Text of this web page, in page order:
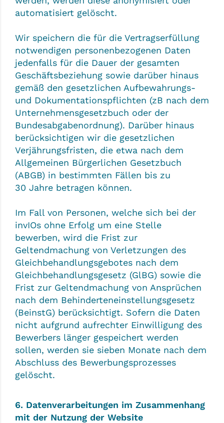
automatisiert gelöscht.
Wir speichern die für die Vertragserfüllung
notwendigen personenbezogenen Daten
jedenfalls für die Dauer der gesamten
Geschäftsbeziehung sowie darüber hinaus
gemäß den gesetzlichen Aufbewahrungs-
und Dokumentationspflichten (zB nach dem
Unternehmensgesetzbuch oder der
Bundesabgabenordnung). Darüber hinaus
berücksichtigen wir die gesetzlichen
Verjährungsfristen, die etwa nach dem
Allgemeinen Bürgerlichen Gesetzbuch
(ABGB) in bestimmten Fällen bis zu
30 Jahre betragen können.
Im Fall von Personen, welche sich bei der
invIOs ohne Erfolg um eine Stelle
bewerben, wird die Frist zur
Geltendmachung von Verletzungen des
Gleichbehandlungsgebotes nach dem
Gleichbehandlungsgesetz (GlBG) sowie die
Frist zur Geltendmachung von Ansprüchen
nach dem Behinderteneinstellungsgesetz
(BeinstG) berücksichtigt. Sofern die Daten
nicht aufgrund aufrechter Einwilligung des
Bewerbers länger gespeichert werden
sollen, werden sie sieben Monate nach dem
Abschluss des Bewerbungsprozesses
gelöscht.
6. Datenverarbeitungen im Zusammenhang
mit der Nutzung der Website